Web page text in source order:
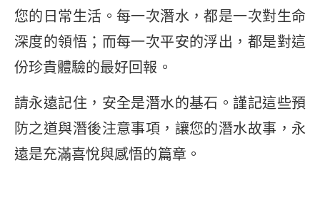
您的日常生活。每一次潛水，都是一次對生命
深度的領悟；而每一次平安的浮出，都是對這
份珍貴體驗的最好回報。
請永遠記住，安全是潛水的基石。謹記這些預
防之道與潛後注意事項，讓您的潛水故事，永
遠是充滿喜悅與感悟的篇章。